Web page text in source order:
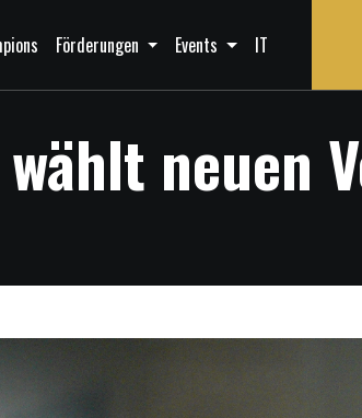
Förderungen Events IT
neuen